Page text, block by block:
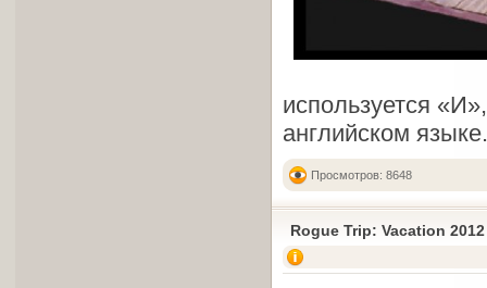
используется
английском языке.
Просмотров: 8648
Rogue Trip: Vacation